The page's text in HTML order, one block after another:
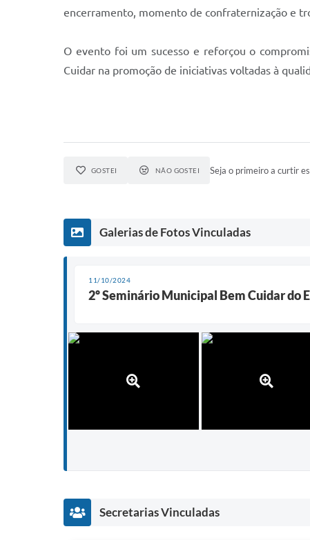
encerramento, momento de confraternização e
O evento foi um sucesso e reforçou o
Cuidar na promoção de iniciativas voltadas à
GOSTEI NÃO GOSTEI Seja o primeiro a curtir
Galerias de Fotos Vinculadas
11/10/2024
2º Seminário Municipal Bem Cuidar do
Secretarias Vinculadas